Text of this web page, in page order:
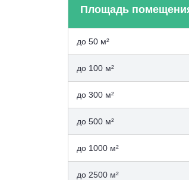
Площадь
до 50 м²
до 100 м²
до 300 м²
до 500 м²
до 1000 м²
до 2500 м²